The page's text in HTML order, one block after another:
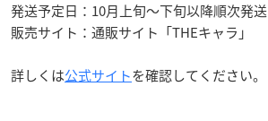
発送予定日：10月上旬～下旬以降順次発送
販売サイト：通販サイト「THEキャラ」
詳しくは公式サイトを確認してください。